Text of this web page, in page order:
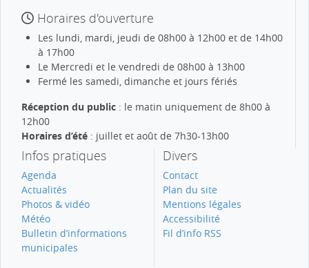
Horaires d'ouverture
Les lundi, mardi, jeudi de 08h00 à 12h00 et de 14h00
à 17h00
Le Mercredi et le vendredi de 08h00 à 13h00
Fermé les samedi, dimanche et jours fériés
Réception du public : le matin uniquement de 8h00 à
12h00
Horaires d’été : juillet et août de 7h30-13h00
Infos pratiques
Agenda
Actualités
Photos & vidéo
Météo
Bulletin d’informations
municipales
Divers
Contact
Plan du site
Mentions légales
Accessibilité
Fil d’info RSS